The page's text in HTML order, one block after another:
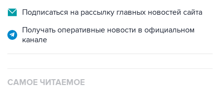
Подписаться на рассылку главных новостей сайта
Получать оперативные новости в официальном
канале
САМОЕ ЧИТАЕМОЕ